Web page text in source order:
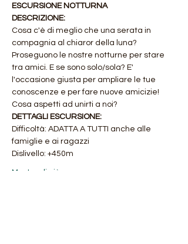
ESCURSIONE NOTTURNA
DESCRIZIONE:
Cosa c'è di meglio che una serata in
compagnia al chiaror della luna?
Proseguono le nostre notturne per stare
tra amici. E se sono solo/sola? E'
l'occasione giusta per ampliare le tue
conoscenze e per fare nuove amicizie!
Cosa aspetti ad unirti a noi?
DETTAGLI ESCURSIONE:
Difficoltà: ADATTA A TUTTI anche alle
famiglie e ai ragazzi
Dislivello: +450m
Mostra di più